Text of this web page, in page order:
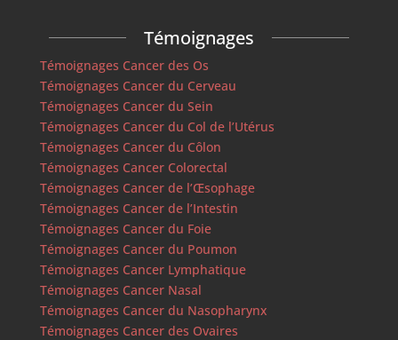
Témoignages
Témoignages Cancer des Os
Témoignages Cancer du Cerveau
Témoignages Cancer du Sein
Témoignages Cancer du Col de l’Utérus
Témoignages Cancer du Côlon
Témoignages Cancer Colorectal
Témoignages Cancer de l’Œsophage
Témoignages Cancer de l’Intestin
Témoignages Cancer du Foie
Témoignages Cancer du Poumon
Témoignages Cancer Lymphatique
Témoignages Cancer Nasal
Témoignages Cancer du Nasopharynx
Témoignages Cancer des Ovaires